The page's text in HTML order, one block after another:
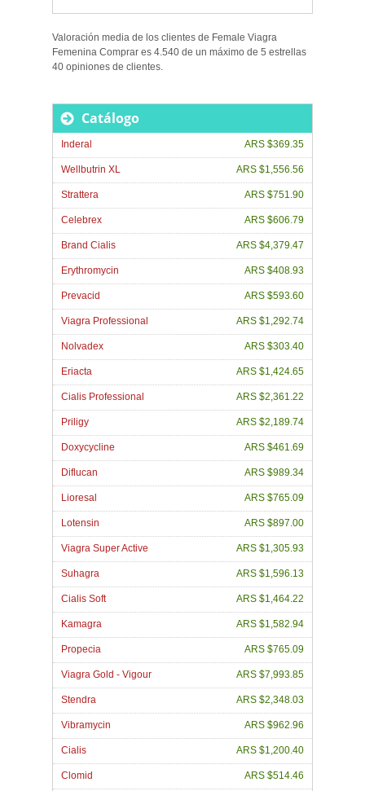
Valoración media de los clientes de Female Viagra
Femenina Comprar es 4.540 de un máximo de 5 estrellas
40 opiniones de clientes.
Catálogo
Inderal ARS $369.35
Wellbutrin XL ARS $1,556.56
Strattera ARS $751.90
Celebrex ARS $606.79
Brand Cialis ARS $4,379.47
Erythromycin ARS $408.93
Prevacid ARS $593.60
Viagra Professional ARS $1,292.74
Nolvadex ARS $303.40
Eriacta ARS $1,424.65
Cialis Professional ARS $2,361.22
Priligy ARS $2,189.74
Doxycycline ARS $461.69
Diflucan ARS $989.34
Lioresal ARS $765.09
Lotensin ARS $897.00
Viagra Super Active ARS $1,305.93
Suhagra ARS $1,596.13
Cialis Soft ARS $1,464.22
Kamagra ARS $1,582.94
Propecia ARS $765.09
Viagra Gold - Vigour ARS $7,993.85
Stendra ARS $2,348.03
Vibramycin ARS $962.96
Cialis ARS $1,200.40
Clomid ARS $514.46